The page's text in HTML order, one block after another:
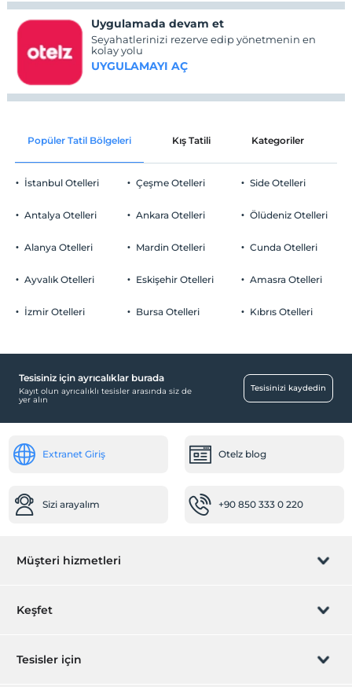
Uygulamada devam et
Seyahatlerinizi rezerve edip yönetmenin en
kolay yolu
UYGULAMAYI AÇ
Popüler Tatil Bölgeleri Kış Tatili Kategoriler
İstanbul Otelleri
Antalya Otelleri
Alanya Otelleri
Ayvalık Otelleri
İzmir Otelleri
Çeşme Otelleri
Ankara Otelleri
Mardin Otelleri
Eskişehir Otelleri
Bursa Otelleri
Side Otelleri
Ölüdeniz Otelleri
Cunda Otelleri
Amasra Otelleri
Kıbrıs Otelleri
Tesisiniz için ayrıcalıklar burada
Kayıt olun ayrıcalıklı tesisler arasında siz de
yer alın
Tesisinizi kaydedin
Extranet Giriş Otelz blog
Sizi arayalım +90 850 333 0 220
Müşteri hizmetleri
Rezervasyon yönet
Keşfet
Hediye Kart
Tesisler için